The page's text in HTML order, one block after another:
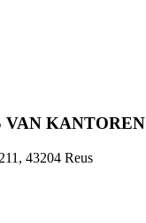
VAN KANTOREN
43204 Reus